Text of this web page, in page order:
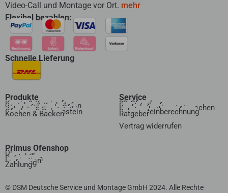
Video-Call und Montage vor Ort. mehr
Flexibel bezahlen:
Schnelle Lieferung
Produkte
Kamin & Kaminofen
Speicher & Kachelofen
Wasserführende Öfen
Zubehör & Ersatzteile
Ofenbau & Schornstein
Kochen & Backen
Service
3D Ofenplanung
Ersatzteilanfrage
Kachelofeneinsatz tauschen
Ersatzscheibenanfrage
Schornsteinberechnung
Ratgeber
Vertrag widerrufen​
Primus Ofenshop
Über uns
Kontakt
Referenzen
Inspiration
Lieferung
Zahlung
© DSM Deutsche Service und Montage GmbH 2024. Alle Rechte